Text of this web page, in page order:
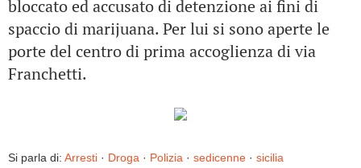
bloccato ed accusato di detenzione ai fini di
spaccio di marijuana. Per lui si sono aperte le
porte del centro di prima accoglienza di via
Franchetti.
Si parla di: Arresti · Droga · Polizia · sedicenne · sicilia